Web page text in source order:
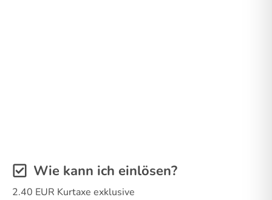
Wie kann ich einlösen?
2.40 EUR Kurtaxe exklusive